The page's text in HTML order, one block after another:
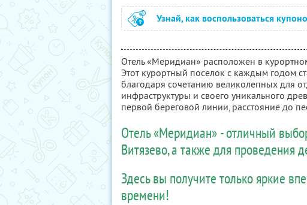
Узнай, как воспользоваться
Отель «Меридиан» расположен в
Этот курортный поселок с каждым годом
благодаря сочетанию великолепных для
инфраструктуры и своего уникального
первой береговой линии, расстояние до
Отель «Меридиан» - отличный
Витязево, а также для проведения
Здесь вы получите только яркие
времени!